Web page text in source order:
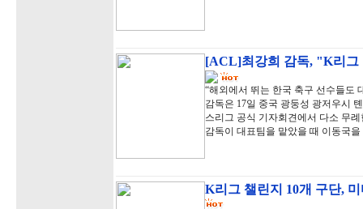
[ACL]최강희 감독, "K리그
“해외에서 뛰는 한국 축구 선수들도
감독은 17일 중국 광둥성 광저우시
스리그 공식 기자회견에서 다소 무
감독이 대표팀을 맡았을 때 이동국
K리그 챌린지 10개 구단,